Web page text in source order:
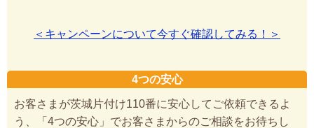
＜キャンペーンについて今すぐ確認してみる！＞
4つの安心
お客さまが茨城片付け110番に安心してご依頼できるよ
う、「4つの安心」でお客さまからのご相談をお待ちし